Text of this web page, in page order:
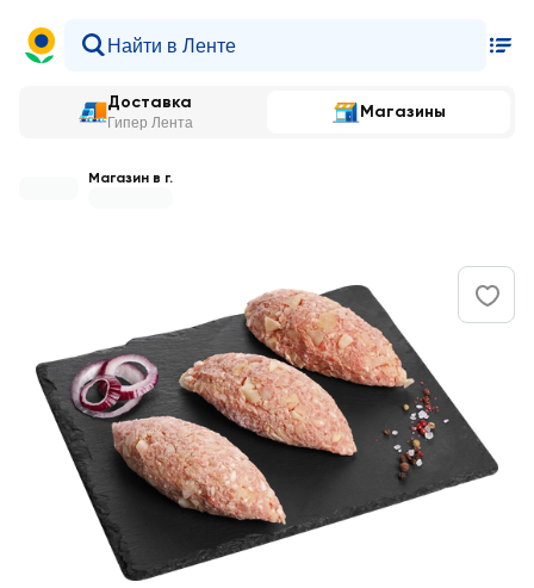
Доставка
Гипер Лента
Магазины
Магазин в г.